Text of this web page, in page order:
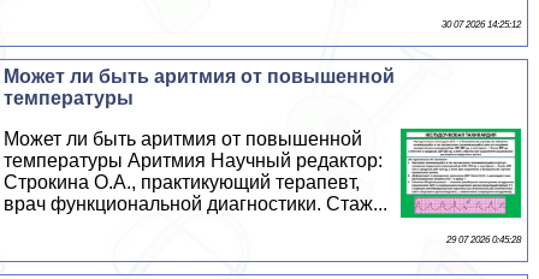
30 07 2026 14:25:12
Может ли быть аритмия от повышенной
температуры
Может ли быть аритмия от повышенной
температуры Аритмия Научный редактор:
Строкина О.А., пpaктикующий терапевт,
врач функциональной диагностики. Стаж...
29 07 2026 0:45:28